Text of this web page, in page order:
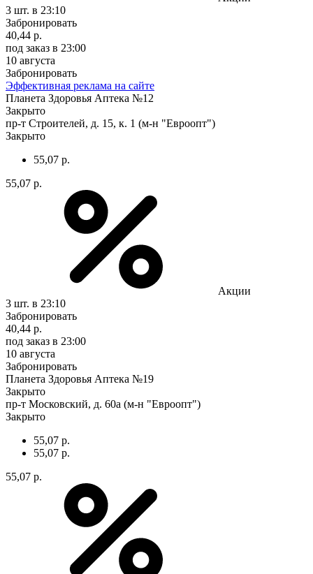
3 шт. в 23:10
Забронировать
40,44 р.
под заказ в 23:00
10 августа
Забронировать
Эффективная реклама на сайте
Планета Здоровья Аптека №12
Закрыто
пр-т Строителей, д. 15, к. 1 (м-н "Евроопт")
Закрыто
55,07 р.
55,07 р.
Акции
3 шт. в 23:10
Забронировать
40,44 р.
под заказ в 23:00
10 августа
Забронировать
Планета Здоровья Аптека №19
Закрыто
пр-т Московский, д. 60а (м-н "Евроопт")
Закрыто
55,07 р.
55,07 р.
55,07 р.